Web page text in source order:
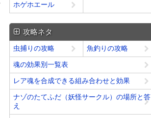
ホゲホエール
攻略ネタ
虫捕りの攻略 魚釣りの攻略
魂の効果別一覧表
レア魂を合成できる組み合わせと効果
ナゾのたてふだ（妖怪サークル）の場所と答
え